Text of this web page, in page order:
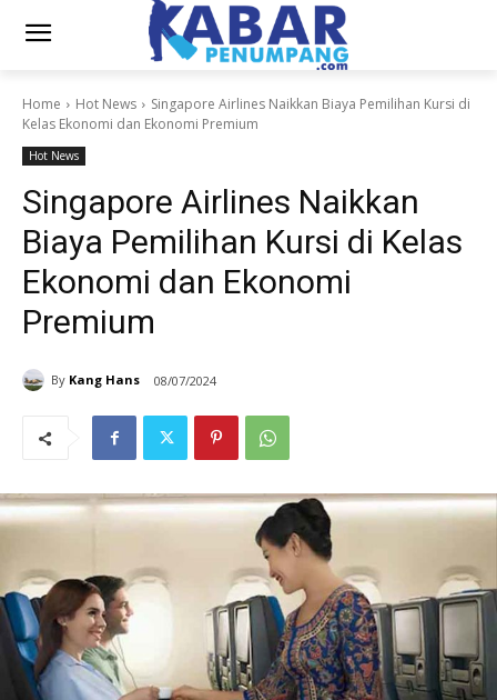
Home Hot News
Singapore Airlines Naikkan Biaya Pemilihan Kursi di
Kelas Ekonomi dan Ekonomi Premium
Hot News
Singapore Airlines Naikkan
Biaya Pemilihan Kursi di Kelas
Ekonomi dan Ekonomi
Premium
By Kang Hans 08/07/2024